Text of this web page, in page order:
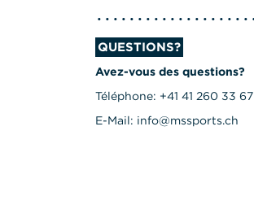
QUESTIONS?
Avez-vous des questions?
Téléphone: +41 41 260 33 67
E-Mail: info@mssports.ch